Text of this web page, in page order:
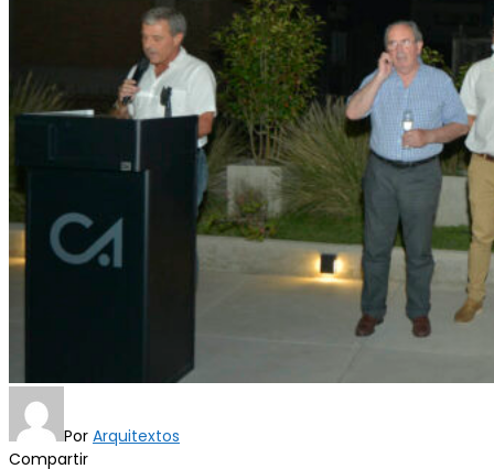
Por Arquitextos
Compartir